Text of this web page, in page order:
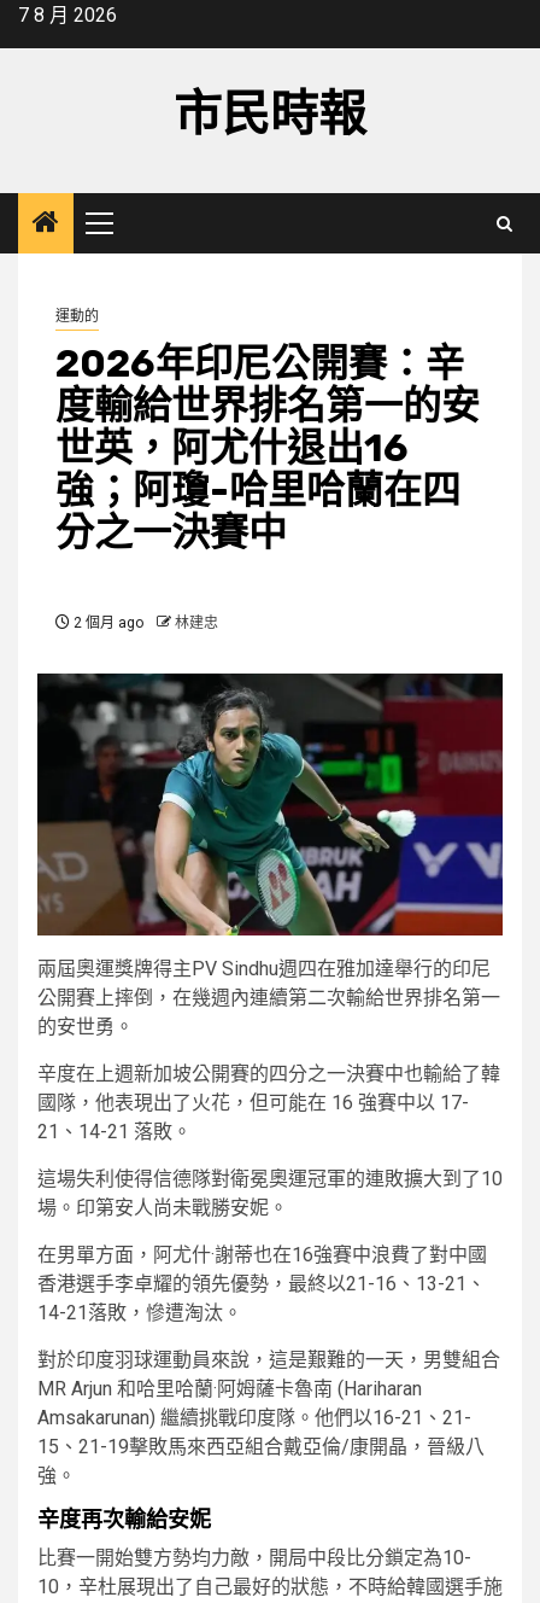
Skip7 8 月 2026
市民時報
Primary
Menu
運動的
2026年印尼公開賽：辛
度輸給世界排名第一的安
世英，阿尤什退出16
強；阿瓊-哈里哈蘭在四
分之一決賽中
2 個月 ago 林建忠
兩屆奧運獎牌得主PV Sindhu週四在雅加達舉行的印尼
公開賽上摔倒，在幾週內連續第二次輸給世界排名第一
的安世勇。
辛度在上週新加坡公開賽的四分之一決賽中也輸給了韓
國隊，他表現出了火花，但可能在 16 強賽中以 17-
21、14-21 落敗。
這場失利使得信德隊對衛冕奧運冠軍的連敗擴大到了10
場。印第安人尚未戰勝安妮。
在男單方面，阿尤什·謝蒂也在16強賽中浪費了對中國
香港選手李卓耀的領先優勢，最終以21-16、13-21、
14-21落敗，慘遭淘汰。
對於印度羽球運動員來說，這是艱難的一天，男雙組合
MR Arjun 和哈里哈蘭·阿姆薩卡魯南 (Hariharan
Amsakarunan) 繼續挑戰印度隊。他們以16-21、21-
15、21-19擊敗馬來西亞組合戴亞倫/康開晶，晉級八
強。
辛度再次輸給安妮
比賽一開始雙方勢均力敵，開局中段比分鎖定為10-
10，辛杜展現出了自己最好的狀態，不時給韓國選手施